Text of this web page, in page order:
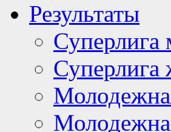
Результаты